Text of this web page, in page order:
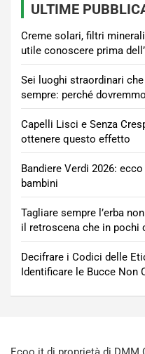
ULTIME
Creme solari, filtri
utile conoscere prima
Sei luoghi straordinari
sempre: perché
Capelli Lisci e Senza
ottenere questo effetto
Bandiere Verdi 2026:
bambini
Tagliare sempre l’erba
il retroscena che in pochi
Decifrare i Codici delle
Identificare le Bucce Non